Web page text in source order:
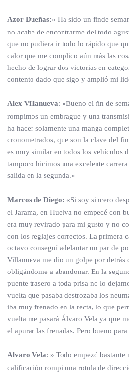
Azor Dueñas:» Ha sido un finde
no acabe de encontrarme del todo
que no pudiera ir todo lo rápido que
calor que me complico aún más las
hecho de lograr dos victorias en
contento dado que sigo y amplió mi
Alex Villanueva: «Bueno el fin de
rompimos un embrague y una
ha hacer solamente una manga
cronometrados, que son la clave del
es muy similar en todos los vehículos
tampoco hicimos una excelente
salida en la segunda.»
Marcos de Diego: «Si soy sincero
el Jarama, en Huelva no empecé con
era muy revirado para mi gusto y no
con los reglajes correctos. La primera
octavo conseguí adelantar un par de
Villanueva me dio un golpe por detrás
obligándome a abandonar. En la
puente trasero a toda prisa no lo
vuelta que pasaba destrozaba los
iba muy frenado en la recta, lo que
vuelta me pasará Álvaro Vela ya que
el apurar las frenadas. Pero bueno
Alvaro Vela: » Todo empezó bastante
calificación rompi una rotula de